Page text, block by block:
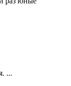
...